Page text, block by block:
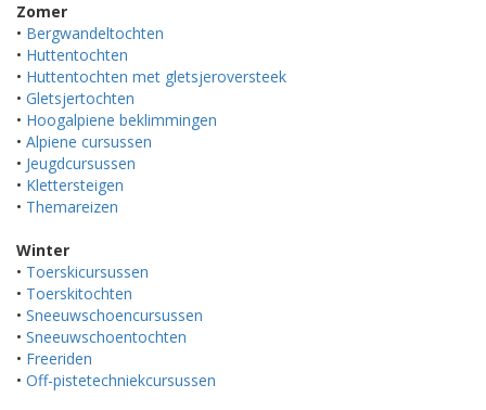
Zomer
• Bergwandeltochten
• Huttentochten
• Huttentochten met gletsjeroversteek
• Gletsjertochten
• Hoogalpiene beklimmingen
• Alpiene cursussen
• Jeugdcursussen
• Klettersteigen
• Themareizen
Winter
• Toerskicursussen
• Toerskitochten
• Sneeuwschoencursussen
• Sneeuwschoentochten
• Freeriden
• Off-pistetechniekcursussen